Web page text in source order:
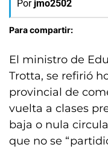
Por jmo2502
Para compartir:
El ministro de
Trotta, se refirió
provincial de
vuelta a clases
baja o nula
que no se